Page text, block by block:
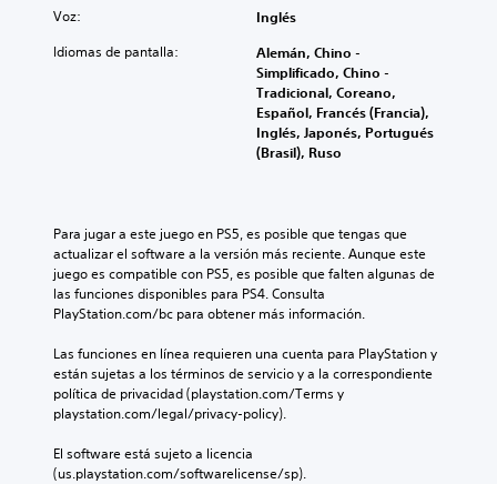
Voz: Inglés
Idiomas de pantalla:
Alemán, Chino -
Simplificado, Chino -
Tradicional, Coreano,
Español, Francés (Francia),
Inglés, Japonés, Portugués
(Brasil), Ruso
Para jugar a este juego en PS5, es posible que tengas que
actualizar el software a la versión más reciente. Aunque este
juego es compatible con PS5, es posible que falten algunas de
las funciones disponibles para PS4. Consulta
PlayStation.com/bc para obtener más información.
Las funciones en línea requieren una cuenta para PlayStation y
están sujetas a los términos de servicio y a la correspondiente
política de privacidad (playstation.com/Terms y
playstation.com/legal/privacy-policy).
El software está sujeto a licencia
(us.playstation.com/softwarelicense/sp).